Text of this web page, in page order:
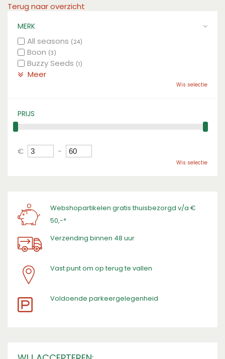
Terug naar overzicht
MERK
All seasons (24)
Boon (3)
Buzzy Seeds (1)
Meer
Wis selectie
PRIJS
€ -
Wis selectie
Webshopartikelen gratis thuisbezorgd v/a €
50,-*
Verzending binnen 48 uur
Vast punt om op terug te vallen
​Voldoende parkeergelegenheid